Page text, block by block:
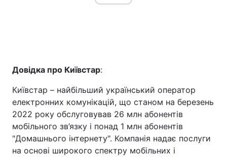
Довідка про Київстар:
Київстар – найбільший український оператор
електронних комунікацій, що станом на березень
2022 року обслуговував 26 млн абонентів
мобільного зв’язку і понад 1 млн абонентів
"Домашнього інтернету". Компанія надає послуги
на основі широкого спектру мобільних і